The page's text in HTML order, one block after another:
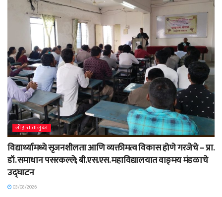
लोहारा तालुका
विद्यार्थ्यामध्ये सृजनशीलता आणि व्यक्तीमत्व विकास होणे गरजेचे – प्रा.
डॉ. समाधान पसरकल्ले; बी.एस.एस. महाविद्यालयात वाङ्‌मय मंडळाचे
उद्घाटन
03/08/2026